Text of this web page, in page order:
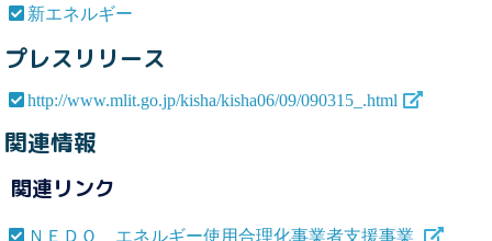
新エネルギー
プレスリリース
http://www.mlit.go.jp/kisha/kisha06/09/090315_.html
関連情報
関連リンク
ＮＥＤＯ エネルギー使用合理化事業者支援事業